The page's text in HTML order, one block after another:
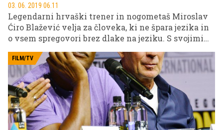
03. 06. 2019 06.11
Legendarni hrvaški trener in nogometaš Miroslav
Ćiro Blažević velja za človeka, ki ne špara jezika in
o vsem spregovori brez dlake na jeziku. S svojimi
ali kaj drugega. Svojstven pogled ima tudi na
ljubezensko življenje.
FILM/TV